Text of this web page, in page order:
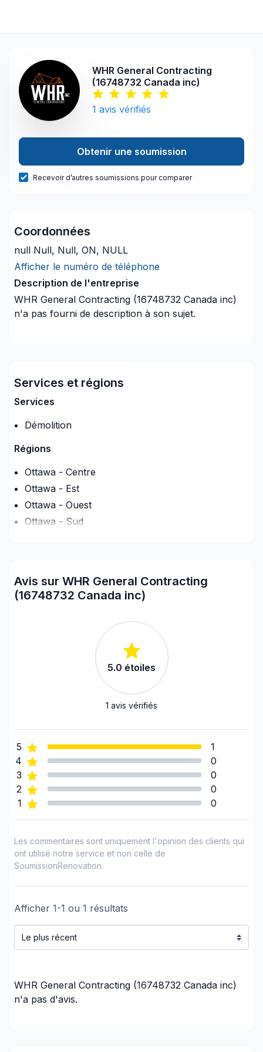
WHR General Contracting
(16748732 Canada inc)
1 avis vérifiés
Obtenir une soumission
Recevoir d’autres soumissions pour comparer
Coordonnées
null Null, Null, ON, NULL
Afficher le numéro de téléphone
Description de l'entreprise
WHR General Contracting (16748732 Canada inc)
n'a pas fourni de description à son sujet.
Services et régions
Services
Démolition
Régions
Ottawa - Centre
Ottawa - Est
Ottawa - Ouest
Ottawa - Sud
Avis sur WHR General Contracting
(16748732 Canada inc)
5.0 étoiles
1 avis vérifiés
5
1
4
0
3
0
2
0
1
0
Les commentaires sont uniquement l'opinion des clients qui
ont utilisé notre service et non celle de
SoumissionRenovation.
Afficher 1-1 ou 1 résultats
WHR General Contracting (16748732 Canada inc)
n'a pas d'avis.